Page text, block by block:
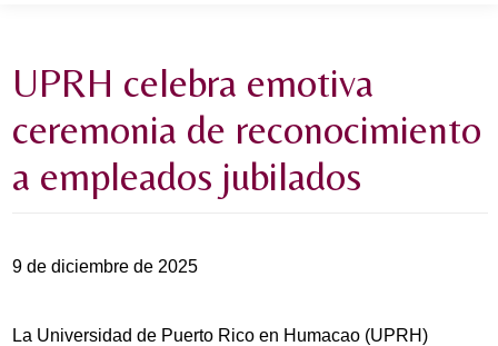
UPRH celebra emotiva
ceremonia de reconocimiento
a empleados jubilados
9 de diciembre de 2025
La Universidad de Puerto Rico en Humacao (UPRH)